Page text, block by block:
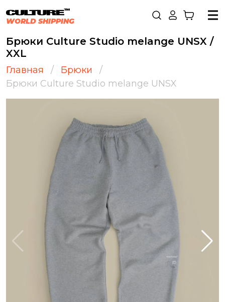
WORLD SHIPPING
Брюки Culture Studio melange UNSX /
XXL
Главная
Брюки
Брюки Culture Studio melange UNSX